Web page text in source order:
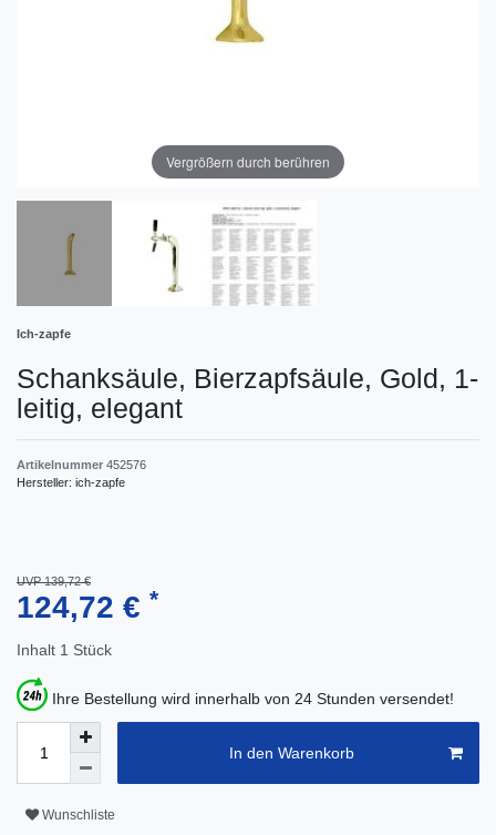
Vergrößern durch berühren
Ich-zapfe
Schanksäule, Bierzapfsäule, Gold, 1-
leitig, elegant
Artikelnummer 452576
Hersteller: ich-zapfe
UVP 139,72 €
124,72 € *
Inhalt 1 Stück
Ihre Bestellung wird innerhalb von 24 Stunden versendet!
In den Warenkorb
Wunschliste